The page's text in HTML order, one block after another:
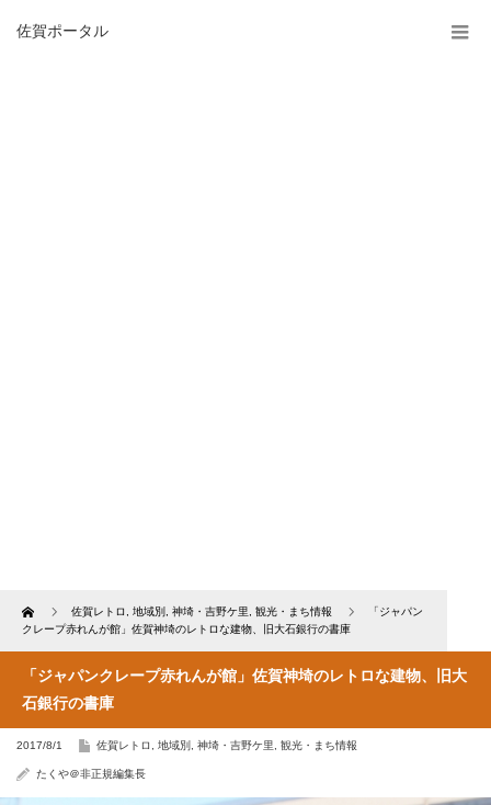
佐賀ポータル
Home 佐賀レトロ 地域別 神埼・吉野ケ里 観光・まち情報
「ジャパン
クレープ赤れんが館」佐賀神埼のレトロな建物、旧大石銀行の書庫
「ジャパンクレープ赤れんが館」佐賀神埼のレトロな建物、旧大
石銀行の書庫
2017/8/1 佐賀レトロ 地域別 神埼・吉野ケ里 観光・まち情報
たくや＠非正規編集長